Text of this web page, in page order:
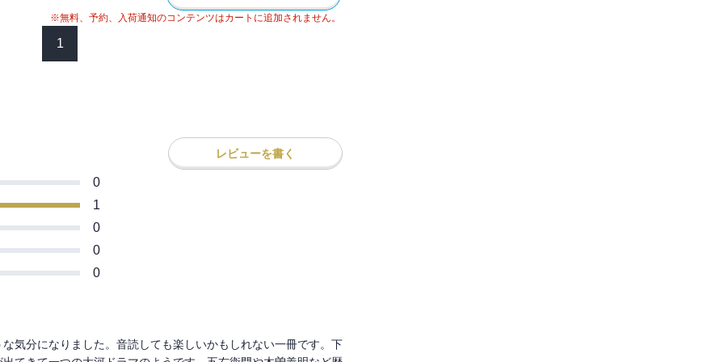
※無料、予約、入荷通知のコンテンツはカートに追加されません。
1
レビューを書く
0
1
0
0
0
気分になりました。音読しても楽しいかもしれない一冊です。下